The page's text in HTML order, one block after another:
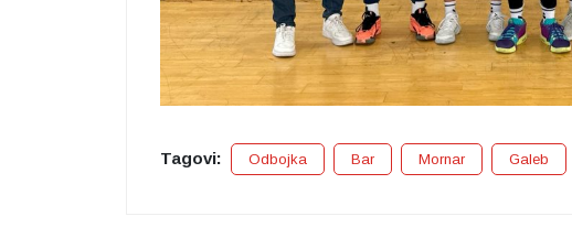
Tagovi: Odbojka Bar Mornar Galeb